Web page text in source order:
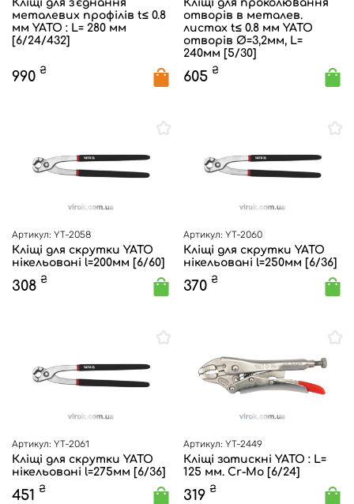
Кліщі для з'єднання
металевих профілів t≤ 0.8
мм YATO : L= 280 мм
[6/24/432]
990 ₴
Кліщі для проколювання
отворів в металев.
листах t≤ 0.8 мм YATO
отворів Ø=3,2мм, L=
240мм [5/30]
605 ₴
Артикул: YT-2058
Кліщі для скрутки YATO
нікельовані l=200мм [6/60]
308 ₴
Артикул: YT-2060
Кліщі для скрутки YATO
нікельовані l=250мм [6/36]
370 ₴
Артикул: YT-2061
Кліщі для скрутки YATO
нікельовані l=275мм [6/36]
451 ₴
Артикул: YT-2449
Кліщі затискні YATO : L=
125 мм. Cr-Mo [6/24]
319 ₴